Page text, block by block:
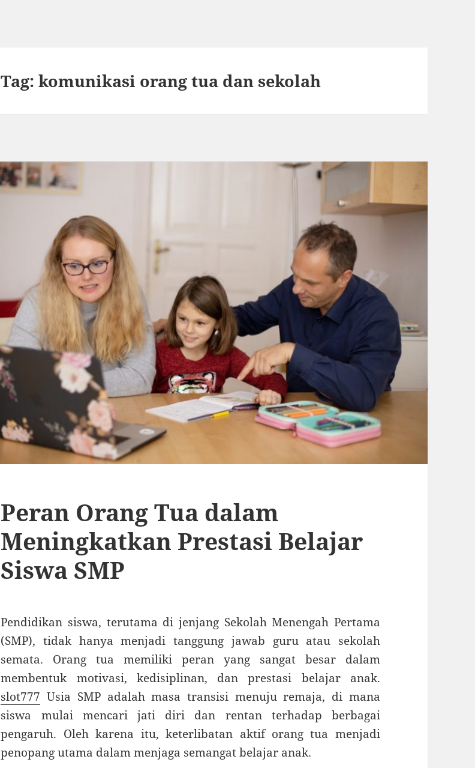
Tag:komunikasi orang tua dan sekolah
Peran Orang Tua dalam
Meningkatkan Prestasi Belajar
Siswa SMP
Pendidikan siswa, terutama di jenjang Sekolah Menengah Pertama
(SMP), tidak hanya menjadi tanggung jawab guru atau sekolah
semata. Orang tua memiliki peran yang sangat besar dalam
membentuk motivasi, kedisiplinan, dan prestasi belajar anak.
slot777 Usia SMP adalah masa transisi menuju remaja, di mana
siswa mulai mencari jati diri dan rentan terhadap berbagai
pengaruh. Oleh karena itu, keterlibatan aktif orang tua menjadi
penopang utama dalam menjaga semangat belajar anak.